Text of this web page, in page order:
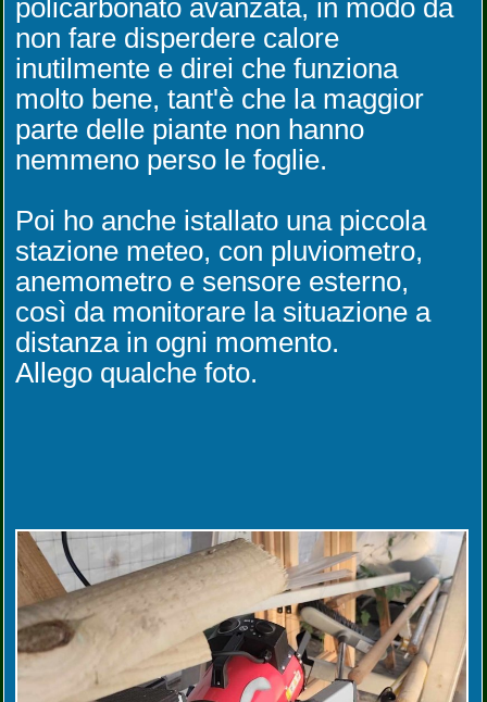
policarbonato avanzata, in modo da
non fare disperdere calore
inutilmente e direi che funziona
molto bene, tant'è che la maggior
parte delle piante non hanno
nemmeno perso le foglie.
Poi ho anche istallato una piccola
stazione meteo, con pluviometro,
anemometro e sensore esterno,
così da monitorare la situazione a
distanza in ogni momento.
Allego qualche foto.